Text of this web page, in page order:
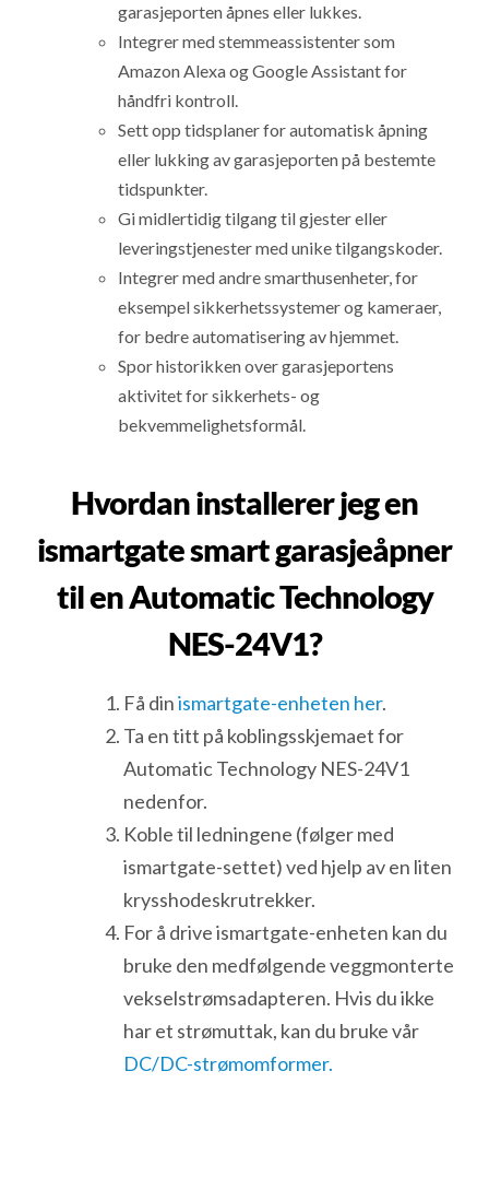
garasjeporten åpnes eller lukkes.
Integrer med stemmeassistenter som
Amazon Alexa og Google Assistant for
håndfri kontroll.
Sett opp tidsplaner for automatisk åpning
eller lukking av garasjeporten på bestemte
tidspunkter.
Gi midlertidig tilgang til gjester eller
leveringstjenester med unike tilgangskoder.
Integrer med andre smarthusenheter, for
eksempel sikkerhetssystemer og kameraer,
for bedre automatisering av hjemmet.
Spor historikken over garasjeportens
aktivitet for sikkerhets- og
bekvemmelighetsformål.
Hvordan installerer jeg en
ismartgate smart garasjeåpner
til en Automatic Technology
NES-24V1?
Få dinismartgate-enheten her.
Ta en titt på koblingsskjemaet for
Automatic Technology NES-24V1
nedenfor.
Koble til ledningene (følger med
ismartgate-settet) ved hjelp av en liten
krysshodeskrutrekker.
For å drive ismartgate-enheten kan du
bruke den medfølgende veggmonterte
vekselstrømsadapteren. Hvis du ikke
har et strømuttak, kan du bruke vår
DC/DC-strømomformer.